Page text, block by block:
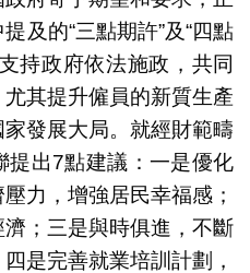
及的“三點期許”及“四點
持政府依法施政，共同
其提升僱員的新質生產
發展大局。就經財範疇
提出7點建議：一是優化
力，增強居民幸福感；
；三是與時俱進，不斷
是完善就業培訓計劃，